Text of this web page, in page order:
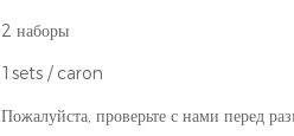
2 наборы
1sets / caron
Пожалуйста, проверьте с нами перед